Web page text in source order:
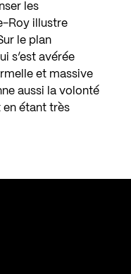
les
Roy illustre
le plan
s’est avérée
et massive
aussi la volonté
en étant très